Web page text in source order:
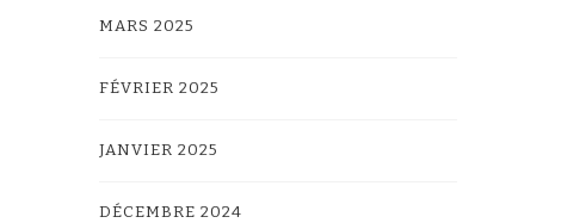
MARS 2025
FÉVRIER 2025
JANVIER 2025
DÉCEMBRE 2024